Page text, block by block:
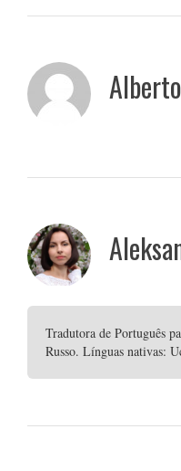
Tradutora de Português
Russo. Línguas nativas: